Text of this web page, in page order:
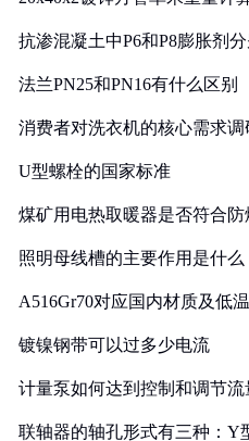
抗渗混凝土中P6和P8膨胀剂
法兰PN25和PN16有什么区别
消费者对洗衣机的核心需求调
U型螺栓的国家标准
煤矿用电热取暖器是否符合
照明母线槽的主要作用是什么
A516Gr70对应国内材质及低
镀镍钢带可以过多少电流
计量泵如何达到控制和调节流
联轴器的轴孔形式有三种：Y